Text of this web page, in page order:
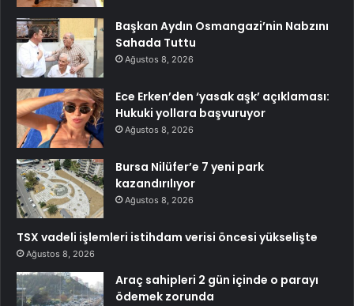
Başkan Aydın Osmangazi’nin Nabzını
Sahada Tuttu
Ağustos 8, 2026
Ece Erken’den ‘yasak aşk’ açıklaması:
Hukuki yollara başvuruyor
Ağustos 8, 2026
Bursa Nilüfer’e 7 yeni park
kazandırılıyor
Ağustos 8, 2026
TSX vadeli işlemleri istihdam verisi öncesi yükselişte
Ağustos 8, 2026
Araç sahipleri 2 gün içinde o parayı
ödemek zorunda